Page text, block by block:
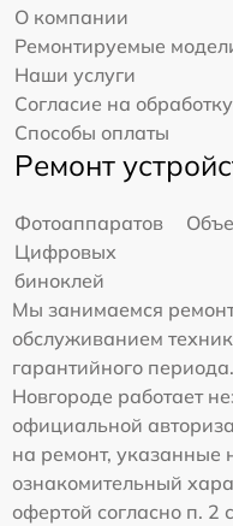
О компании
Ремонтируемые
Наши услуги
Согласие на
Способы оплаты
Ремонт
Фотоаппаратов
Цифровых
биноклей
Мы занимаемся
обслуживанием
гарантийного
Новгороде работает
официальной
на ремонт, указанные
ознакомительный
офертой согласно п.